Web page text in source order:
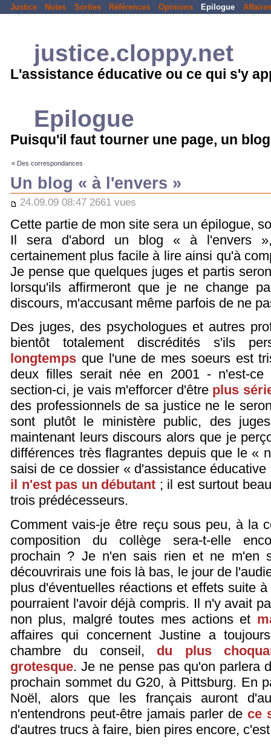
Justice Notes Sorties Références Opinions Epilogue Affaires
justice.cloppy.net
L'assistance éducative ou ce qui s'y
Epilogue
Puisqu'il faut tourner une page, un
« Des correspondances
Un blog « à l'envers »
24.09.09 08:47 2661 vues
Cette partie de mon site sera un épilogue,
Il sera d'abord un blog « à l'envers
certainement plus facile à lire ainsi qu'à
Je pense que quelques juges et partis
lorsqu'ils affirmeront que je ne change
discours, m'accusant même parfois de ne
Des juges, des psychologues et autres
bientôt totalement discrédités s'ils
longtemps que l'une de mes soeurs est
deux filles serait née en 2001 - n'est-ce
section-ci, je vais m'efforcer d'être plus
des professionnels de sa justice ne le
sont plutôt le ministère public, des
maintenant leurs discours alors que je
différences très flagrantes depuis que le «
saisi de ce dossier « d'assistance
il n'est pas un débutant ; il est surtout
trois prédécesseurs.
Comment vais-je être reçu sous peu, à la
composition du collège sera-t-elle
prochain ? Je n'en sais rien et ne m'en
découvrirais une fois là bas, le jour de
plus d'éventuelles réactions et effets suite
pourraient l'avoir déjà compris. Il n'y avait
non plus, malgré toutes mes actions et
affaires qui concernent Justine a
chambre du conseil, du plus
grotesque. Je ne pense pas qu'on parlera
prochain sommet du G20, à Pittsburg. En
Noël, alors que les français auront
n'entendrons peut-être jamais parler dece
d'autres trucs à faire, bien pires encore,